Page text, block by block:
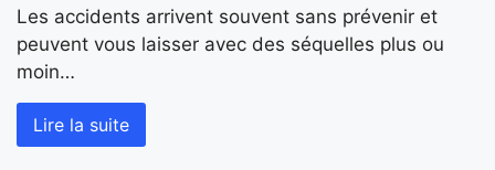
Les accidents arrivent souvent sans prévenir et
peuvent vous laisser avec des séquelles plus ou
moin…
Lire la suite